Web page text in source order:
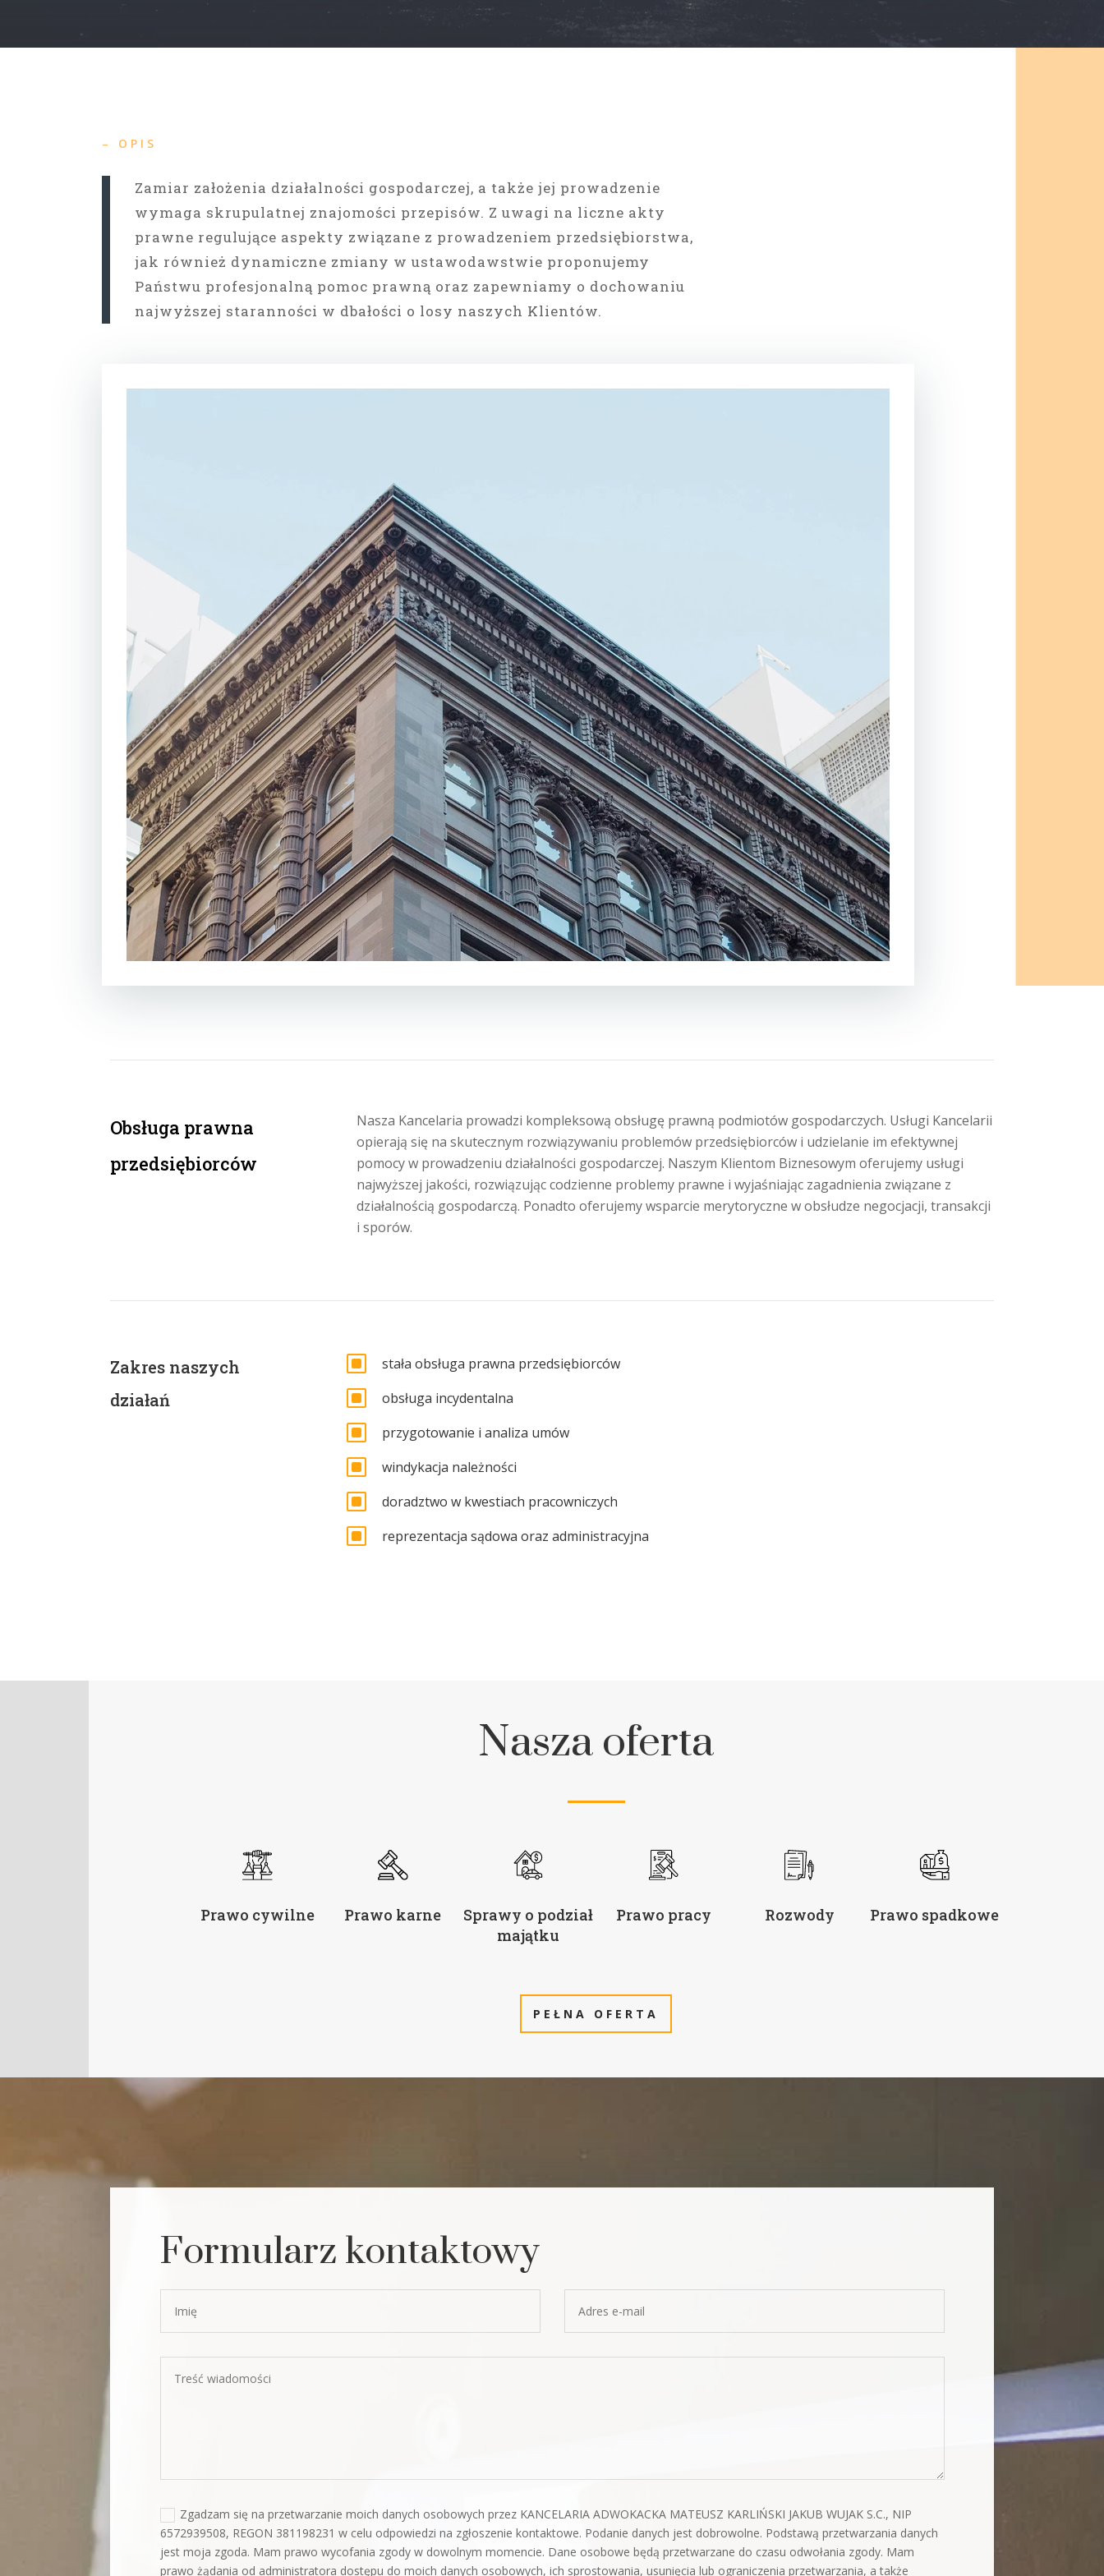
– OPIS
Zamiar założenia działalności gospodarczej, a także jej prowadzenie
wymaga skrupulatnej znajomości przepisów. Z uwagi na liczne akty
prawne regulujące aspekty związane z prowadzeniem przedsiębiorstwa,
jak również dynamiczne zmiany w ustawodawstwie proponujemy
Państwu profesjonalną pomoc prawną oraz zapewniamy o dochowaniu
najwyższej staranności w dbałości o losy naszych Klientów.
Obsługa prawna
przedsiębiorców
Nasza Kancelaria prowadzi kompleksową obsługę prawną podmiotów gospodarczych. Usługi Kancelarii
opierają się na skutecznym rozwiązywaniu problemów przedsiębiorców i udzielanie im efektywnej
pomocy w prowadzeniu działalności gospodarczej. Naszym Klientom Biznesowym oferujemy usługi
najwyższej jakości, rozwiązując codzienne problemy prawne i wyjaśniając zagadnienia związane z
działalnością gospodarczą. Ponadto oferujemy wsparcie merytoryczne w obsłudze negocjacji, transakcji
i sporów.
Zakres naszych
działań
W stała obsługa prawna przedsiębiorców
W obsługa incydentalna
W przygotowanie i analiza umów
W windykacja należności
W doradztwo w kwestiach pracowniczych
W reprezentacja sądowa oraz administracyjna
Nasza oferta
Prawo cywilne Prawo karne
Sprawy o podział
majątku
Prawo pracy Rozwody Prawo spadkowe
PEŁNA OFERTA
Formularz kontaktowy
Zgadzam się na przetwarzanie moich danych osobowych przez KANCELARIA ADWOKACKA MATEUSZ KARLIŃSKI JAKUB WUJAK S.C., NIP
6572939508, REGON 381198231 w celu odpowiedzi na zgłoszenie kontaktowe. Podanie danych jest dobrowolne. Podstawą przetwarzania danych
jest moja zgoda. Mam prawo wycofania zgody w dowolnym momencie. Dane osobowe będą przetwarzane do czasu odwołania zgody. Mam
prawo żądania od administratora dostępu do moich danych osobowych, ich sprostowania, usunięcia lub ograniczenia przetwarzania, a także